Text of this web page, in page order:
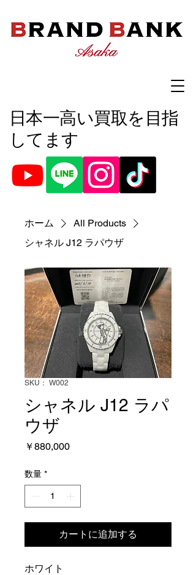
​日本一高い買取を目指
してます
ホーム
All Products
シャネル J12 ラパウザ
SKU： W002
シャネル J12 ラパ
ウザ
￥880,000価
数量 *
カートに追加する
ホワイト